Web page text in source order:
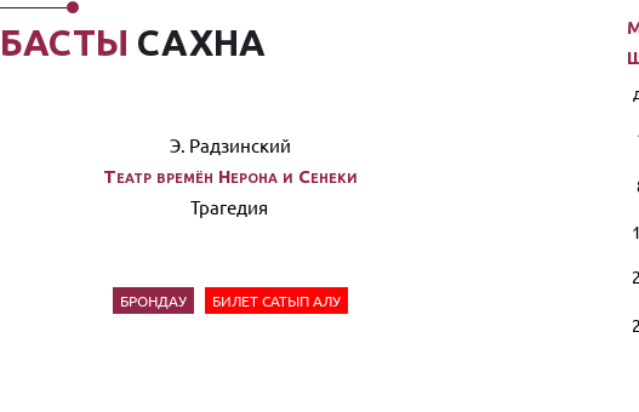
БАСТЫ САХНА
Э. Радзинский
Театр времён Нерона и Сенеки
Трагедия
БРОНДАУ БИЛЕТ САТЫП АЛУ